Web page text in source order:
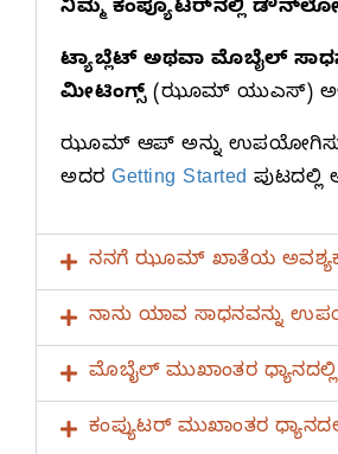
ನಿಮ್ಮ ಕಂಪ್ಯೂಟರ್‌ನಲ್ಲಿ
ಟ್ಯಾಬ್ಲೆಟ್‌ ಅಥವಾ ಮೊಬೈಲ್‌
ಮೀಟಿಂಗ್ಸ್‌(ಝೂಮ್‌ ಯುಎಸ್‌)
ಝೂಮ್‌ ಆಪ್‌ ಅನ್ನು
ಅದರ Getting Started ಪುಟದಲ್ಲಿ
ನನಗೆ ಝೂಮ್‌ ಖಾತೆಯ
ನಾನು ಯಾವ ಸಾಧನವನ್ನು
ಮೊಬೈಲ್‌ ಮುಖಾಂತರ
ಕಂಪ್ಯುಟರ್‌ ಮುಖಾಂತರ